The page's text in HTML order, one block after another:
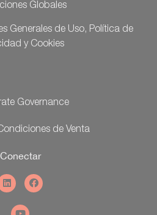
Globales
Generales de Uso, Política de
y Cookies
Governance
de Venta
Conectar